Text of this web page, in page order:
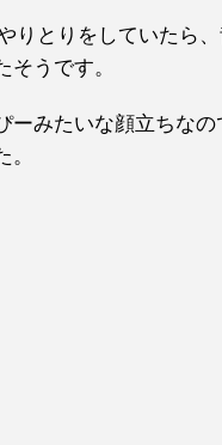
りとりをしていたら
そうです。
ーみたいな顔立ちな